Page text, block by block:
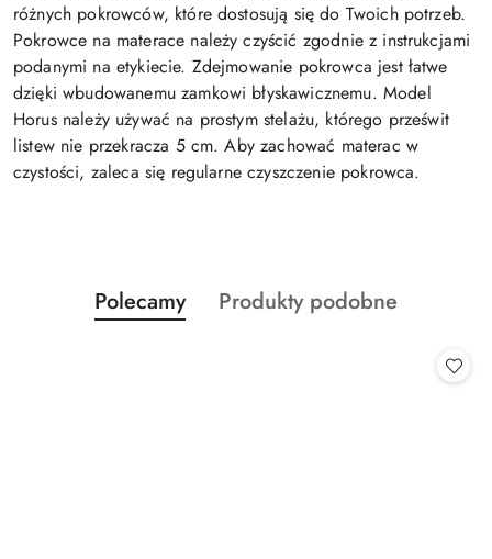
różnych pokrowców, które dostosują się do Twoich potrzeb.
Pokrowce na materace należy czyścić zgodnie z instrukcjami
podanymi na etykiecie. Zdejmowanie pokrowca jest łatwe
dzięki wbudowanemu zamkowi błyskawicznemu. Model
Horus należy używać na prostym stelażu, którego prześwit
listew nie przekracza 5 cm. Aby zachować materac w
czystości, zaleca się regularne czyszczenie pokrowca.
Pomiń karuzelę produktów
Produkty
o
Polecamy
Produkty
Produkty podobne